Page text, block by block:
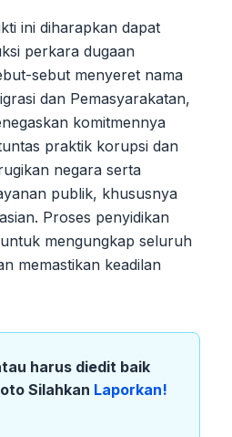
ini diharapkan dapat
perkara dugaan
sebut menyeret nama
dan Pemasyarakatan,
komitmennya
praktik korupsi dan
negara serta
publik, khususnya
Proses penyidikan
mengungkap seluruh
memastikan keadilan
harus diedit baik
Silahkan Laporkan!